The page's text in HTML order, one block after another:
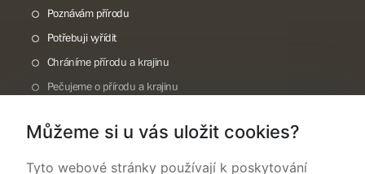
Poznávám přírodu
Potřebuji vyřídit
Chráníme přírodu a krajinu
Pečujeme o přírodu a krajinu
O nás
Můžeme si u vás uložit cookies?
Tyto webové stránky používají k poskytování